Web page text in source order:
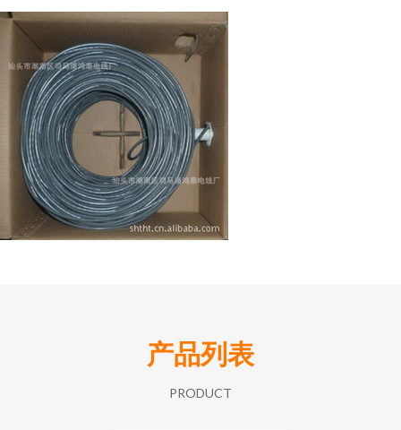
产品列表
PRODUCT